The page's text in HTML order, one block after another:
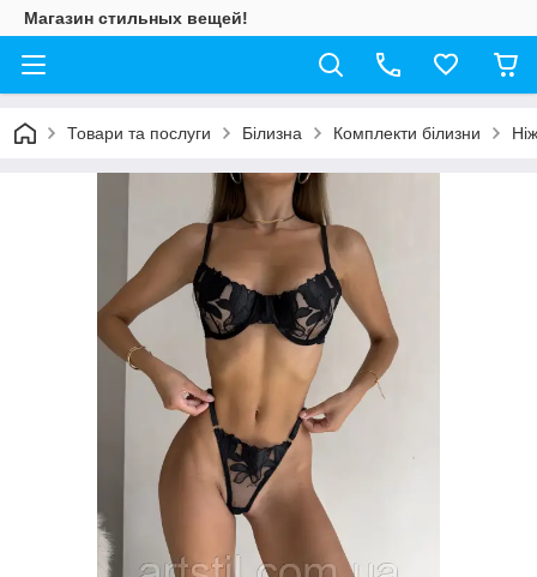
Магазин стильных вещей!
Товари та послуги Білизна Комплекти білизни